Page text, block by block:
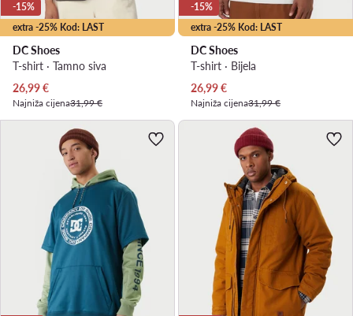
extra -25% Kod: LAST
-15%
DC Shoes
T-shirt · Tamno siva
Trenutna cijena
26,99€
Najniža cijena31,99 €
extra -25% Kod: LAST
-15%
DC Shoes
T-shirt · Bijela
Trenutna cijena
26,99€
Najniža cijena31,99 €